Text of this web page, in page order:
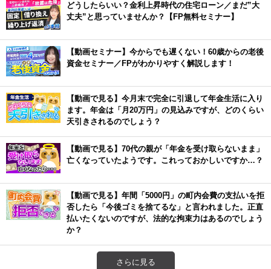
どうしたらいい？金利上昇時代の住宅ローン／まだ”大
丈夫”と思っていませんか？【FP無料セミナー】
【動画セミナー】今からでも遅くない！60歳からの老後
資金セミナー／FPがわかりやすく解説します！
【動画で見る】今月末で完全に引退して年金生活に入り
ます。年金は「月20万円」の見込みですが、どのくらい
天引きされるのでしょう？
【動画で見る】70代の親が「年金を受け取らないまま」
亡くなっていたようです。これっておかしいですか…？
【動画で見る】年間「5000円」の町内会費の支払いを拒
否したら「今後ゴミを捨てるな」と言われました。正直
払いたくないのですが、法的な拘束力はあるのでしょう
か？
さらに見る